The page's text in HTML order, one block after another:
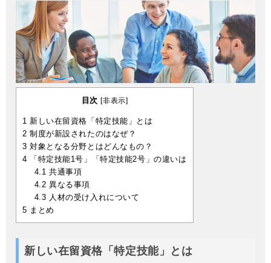
目次 [非表示]
1 新しい在留資格「特定技能」とは
2 制度が新設されたのはなぜ？
3 対象となる分野とはどんなもの？
4 「特定技能1号」「特定技能2号」の違いは
4.1 共通事項
4.2 異なる事項
4.3 人材の受け入れについて
5 まとめ
新しい在留資格「特定技能」とは